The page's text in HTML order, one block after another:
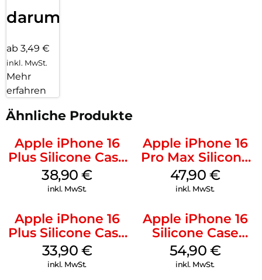
darum!
ab 3,49 €
inkl. MwSt.
Mehr
erfahren
Ähnliche Produkte
Apple iPhone 16
Plus Silicone Case
MagSafe Denim
38,90€
inkl. MwSt.
Apple iPhone 16
Pro Max Silicone
Case MagSafe
Black
47,90 €
inkl. MwSt.
Apple iPhone 16
Plus Silicone Case
MagSafe Lake
Green
33,90 €
inkl. MwSt.
Apple iPhone 16
Silicone Case
MagSafe Lake
Green
54,90 €
inkl. MwSt.